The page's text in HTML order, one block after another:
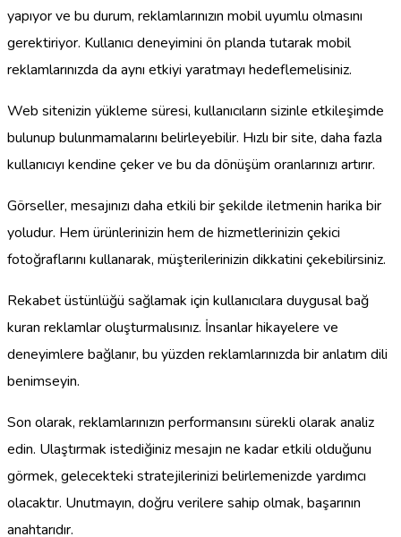
yapıyor ve bu durum, reklamlarınızın mobil uyumlu olmasını
gerektiriyor. Kullanıcı deneyimini ön planda tutarak mobil
reklamlarınızda da aynı etkiyi yaratmayı hedeflemelisiniz.
Web sitenizin yükleme süresi, kullanıcıların sizinle etkileşimde
bulunup bulunmamalarını belirleyebilir. Hızlı bir site, daha fazla
kullanıcıyı kendine çeker ve bu da dönüşüm oranlarınızı artırır.
Görseller, mesajınızı daha etkili bir şekilde iletmenin harika bir
yoludur. Hem ürünlerinizin hem de hizmetlerinizin çekici
fotoğraflarını kullanarak, müşterilerinizin dikkatini çekebilirsiniz.
Rekabet üstünlüğü sağlamak için kullanıcılara duygusal bağ
kuran reklamlar oluşturmalısınız. İnsanlar hikayelere ve
deneyimlere bağlanır, bu yüzden reklamlarınızda bir anlatım dili
benimseyin.
Son olarak, reklamlarınızın performansını sürekli olarak analiz
edin. Ulaştırmak istediğiniz mesajın ne kadar etkili olduğunu
görmek, gelecekteki stratejilerinizi belirlemenizde yardımcı
olacaktır. Unutmayın, doğru verilere sahip olmak, başarının
anahtarıdır.